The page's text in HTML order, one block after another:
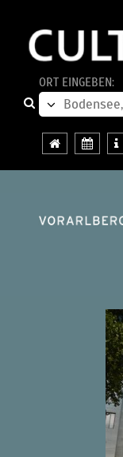
ORT EINGEBEN: